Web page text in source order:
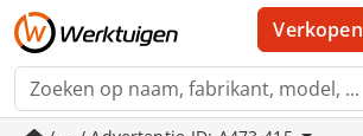
Verkopen